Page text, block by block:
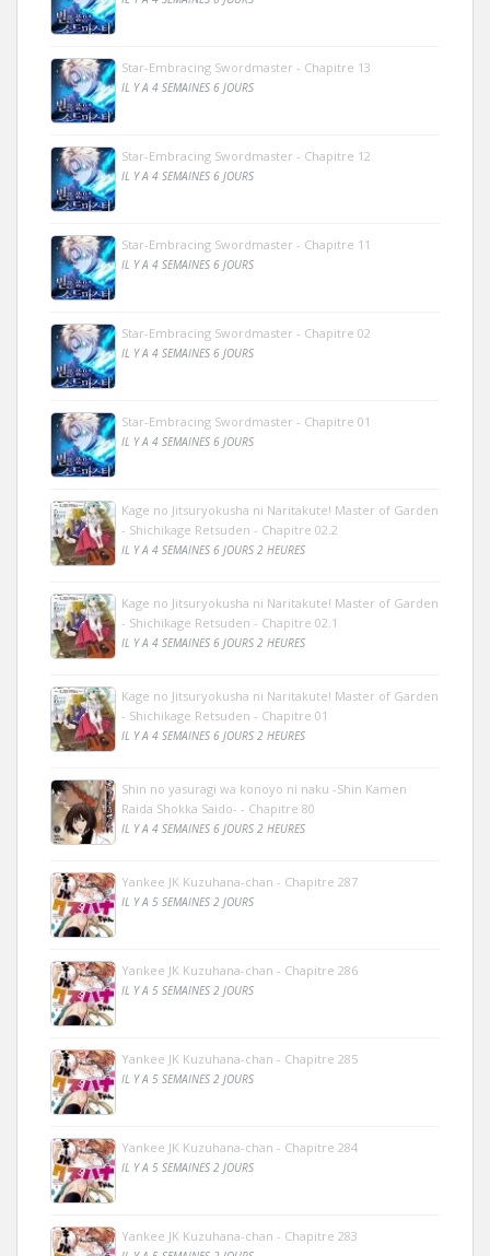
Star-Embracing Swordmaster - Chapitre 13
IL Y A 4 SEMAINES 6 JOURS
Star-Embracing Swordmaster - Chapitre 12
IL Y A 4 SEMAINES 6 JOURS
Star-Embracing Swordmaster - Chapitre 11
IL Y A 4 SEMAINES 6 JOURS
Star-Embracing Swordmaster - Chapitre 02
IL Y A 4 SEMAINES 6 JOURS
Star-Embracing Swordmaster - Chapitre 01
IL Y A 4 SEMAINES 6 JOURS
Kage no Jitsuryokusha ni Naritakute! Master of Garden
- Shichikage Retsuden - Chapitre 02.2
IL Y A 4 SEMAINES 6 JOURS 2 HEURES
Kage no Jitsuryokusha ni Naritakute! Master of Garden
- Shichikage Retsuden - Chapitre 02.1
IL Y A 4 SEMAINES 6 JOURS 2 HEURES
Kage no Jitsuryokusha ni Naritakute! Master of Garden
- Shichikage Retsuden - Chapitre 01
IL Y A 4 SEMAINES 6 JOURS 2 HEURES
Shin no yasuragi wa konoyo ni naku -Shin Kamen
Raida Shokka Saido- - Chapitre 80
IL Y A 4 SEMAINES 6 JOURS 2 HEURES
Yankee JK Kuzuhana-chan - Chapitre 287
IL Y A 5 SEMAINES 2 JOURS
Yankee JK Kuzuhana-chan - Chapitre 286
IL Y A 5 SEMAINES 2 JOURS
Yankee JK Kuzuhana-chan - Chapitre 285
IL Y A 5 SEMAINES 2 JOURS
Yankee JK Kuzuhana-chan - Chapitre 284
IL Y A 5 SEMAINES 2 JOURS
Yankee JK Kuzuhana-chan - Chapitre 283